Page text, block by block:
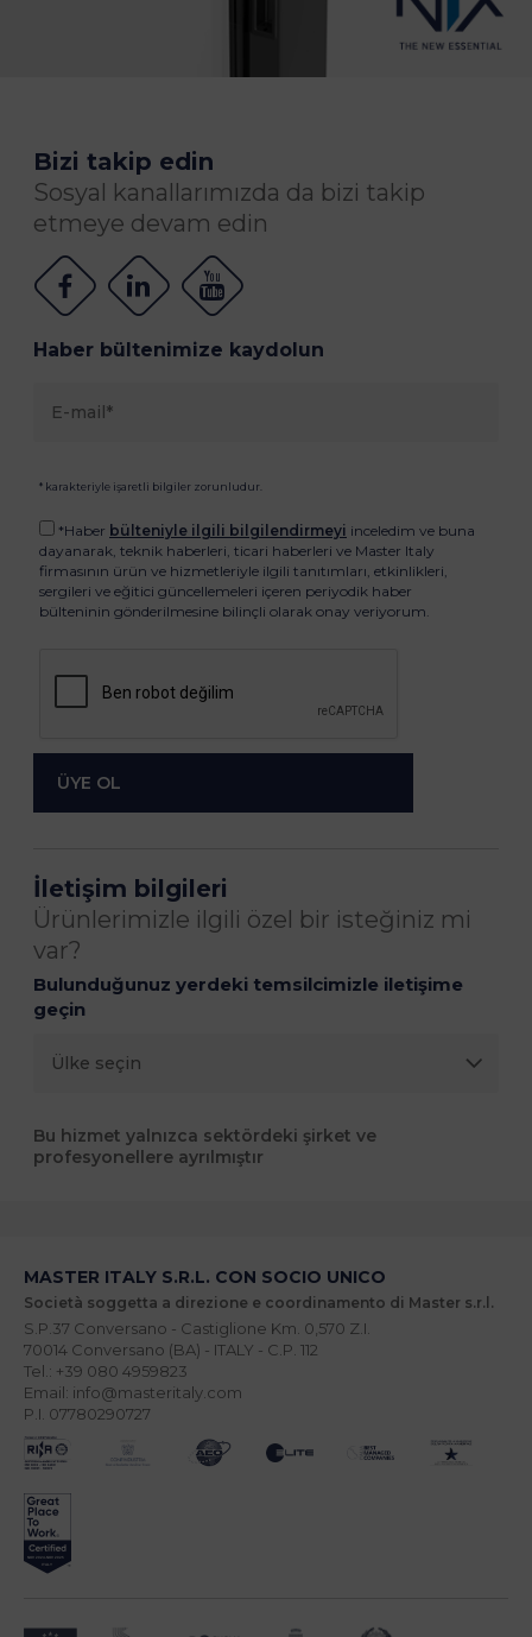
Bizi takip edin
Sosyal kanallarımızda da bizi takip
etmeye devam edin
Haber bültenimize kaydolun
* karakteriyle işaretli bilgiler zorunludur.
*Haber bülteniyle ilgili bilgilendirmeyi inceledim ve buna
dayanarak, teknik haberleri, ticari haberleri ve Master Italy
firmasının ürün ve hizmetleriyle ilgili tanıtımları, etkinlikleri,
sergileri ve eğitici güncellemeleri içeren periyodik haber
bülteninin gönderilmesine bilinçli olarak onay veriyorum.
İletişim bilgileri
Ürünlerimizle ilgili özel bir isteğiniz mi
var?
Bulunduğunuz yerdeki temsilcimizle iletişime
geçin
Bu hizmet yalnızca sektördeki şirket ve
profesyonellere ayrılmıştır
MASTER ITALY S.R.L. CON SOCIO UNICO
Società soggetta a direzione e coordinamento di Master s.r.l.
S.P.37 Conversano - Castiglione Km. 0,570 Z.I.
70014 Conversano (BA) - ITALY - C.P. 112
Tel.: +39 080 4959823
Email: info@masteritaly.com
P.I. 07780290727